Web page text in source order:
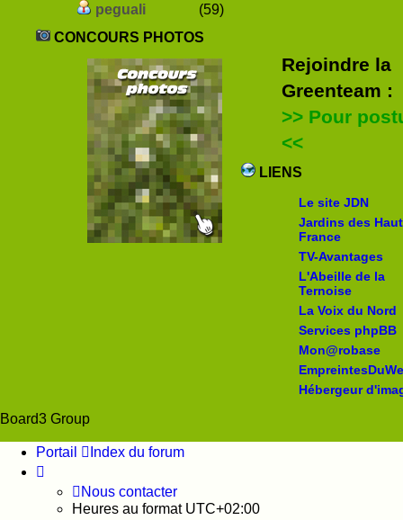
peguali
(59)
CONCOURS PHOTOS
Rejoindre la
Greenteam :
>> Pour
<<
LIENS
Le site JDN
Jardins des
France
TV-Avantages
L'Abeille de la
Ternoise
La Voix du Nord
Services phpBB
Mon@robase
Hébergeur
Board3 Group
Portail Index du forum
Nous contacter
Heures au format UTC+02:00